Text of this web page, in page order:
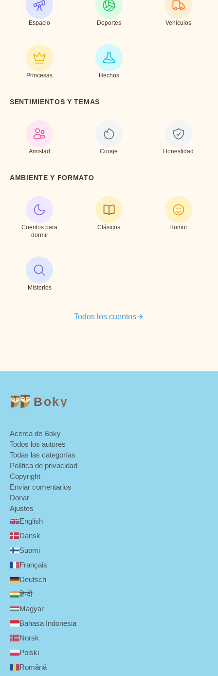
Espacio Deportes Vehículos
Princesas Hechos
SENTIMIENTOS Y TEMAS
Amistad Coraje Honestidad
AMBIENTE Y FORMATO
Cuentos para
dormir
Clásicos Humor
Misterios
Todos los cuentos
Boky
Acerca de Boky
Todos los autores
Todas las categorías
Política de privacidad
Copyright
Enviar comentarios
Donar
Ajustes
English
Dansk
Suomi
Français
Deutsch
हिन्दी
Magyar
Bahasa Indonesia
Norsk
Polski
Română